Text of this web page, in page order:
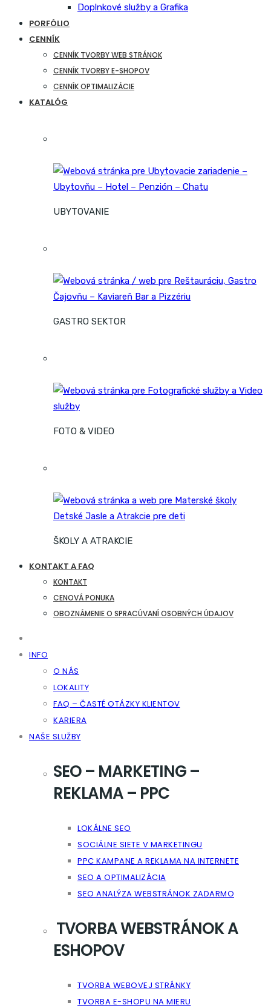
Doplnkové služby a Grafika
PORFÓLIO
CENNÍK
CENNÍK TVORBY WEB STRÁNOK
CENNÍK TVORBY E-SHOPOV
CENNÍK OPTIMALIZÁCIE
KATALÓG
UBYTOVANIE
GASTRO SEKTOR
FOTO & VIDEO
ŠKOLY A ATRAKCIE
KONTAKT A FAQ
KONTAKT
CENOVÁ PONUKA
OBOZNÁMENIE O SPRACÚVANÍ OSOBNÝCH ÚDAJOV
INFO
O NÁS
LOKALITY
FAQ – ČASTÉ OTÁZKY KLIENTOV
KARIERA
NAŠE SLUŽBY
SEO – MARKETING –
REKLAMA – PPC
LOKÁLNE SEO
SOCIÁLNE SIETE V MARKETINGU
PPC KAMPANE A REKLAMA NA INTERNETE
SEO A OPTIMALIZÁCIA
SEO ANALÝZA WEBSTRÁNOK ZADARMO
TVORBA WEBSTRÁNOK A
ESHOPOV
TVORBA WEBOVEJ STRÁNKY
TVORBA E-SHOPU NA MIERU